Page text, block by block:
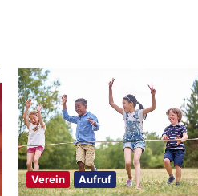
Verein Aufruf